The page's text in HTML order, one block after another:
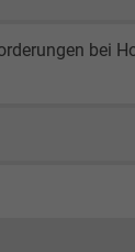
bei